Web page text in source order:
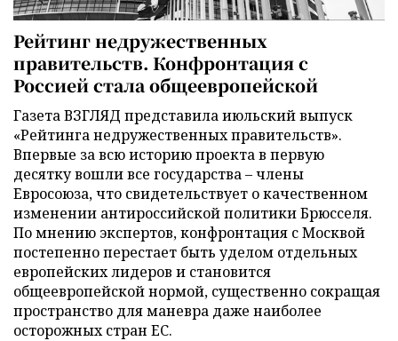
Рейтинг недружественных
правительств. Конфронтация с
Россией стала общеевропейской
Газета ВЗГЛЯД представила июльский выпуск
«Рейтинга недружественных правительств».
Впервые за всю историю проекта в первую
десятку вошли все государства – члены
Евросоюза, что свидетельствует о качественном
изменении антироссийской политики Брюсселя.
По мнению экспертов, конфронтация с Москвой
постепенно перестает быть уделом отдельных
европейских лидеров и становится
общеевропейской нормой, существенно сокращая
пространство для маневра даже наиболее
осторожных стран ЕС.